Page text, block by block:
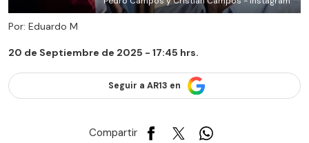
Por: Eduardo M
20 de Septiembre de 2025 - 17:45 hrs.
Seguir a AR13 en
Compartir